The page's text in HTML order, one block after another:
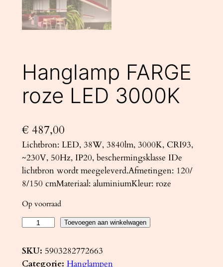
Hanglamp FARGE
roze LED 3000K
€ 487,00
Lichtbron: LED, 38W, 3840lm, 3000K, CRI93,
~230V, 50Hz, IP20, beschermingsklasse IDe
lichtbron wordt meegeleverd.Afmetingen: 120/
8/150 cmMateriaal: aluminiumKleur: roze
Op voorraad
n
g
Toevoegen aan winkelwagen
SKU: 5903282772663
Categorie: Hanglampen